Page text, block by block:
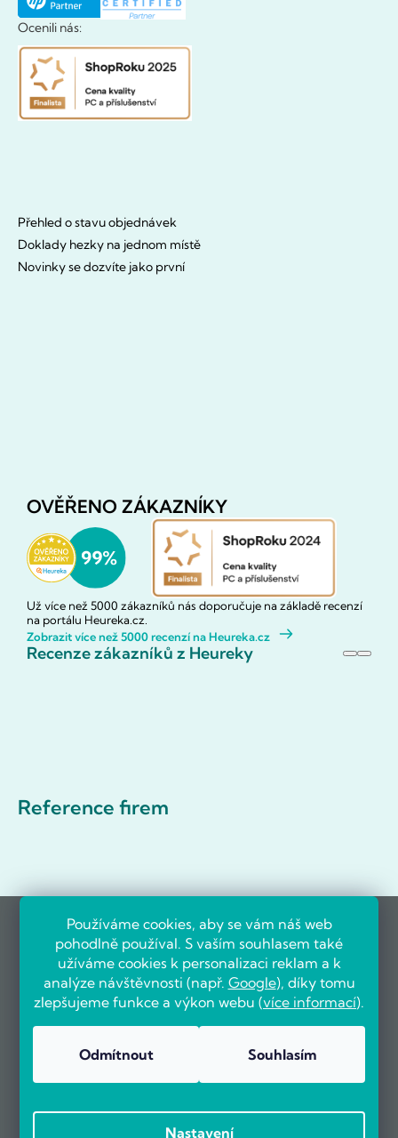
Používáme cookies, aby se vám náš web
pohodlně používal. S vaším souhlasem také
užíváme cookies k personalizaci reklam a k
analýze návštěvnosti (např. Google), díky tomu
zlepšujeme funkce a výkon webu (více informací).
Odmítnout Souhlasím
Nastavení
Ocenili nás:
Přehled o stavu objednávek
Doklady hezky na jednom místě
Novinky se dozvíte jako první
OVĚŘENO ZÁKAZNÍKY
Už více než 5000 zákazníků nás doporučuje na základě recenzí
na portálu Heureka.cz.
Zobrazit více než 5000 recenzí na Heureka.cz
Recenze zákazníků z Heureky
Reference firem